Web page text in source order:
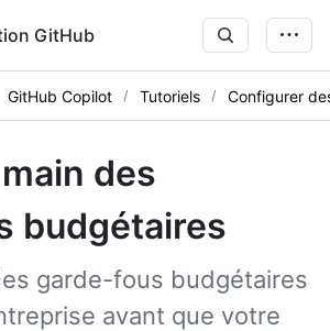
GitHub
GitHub Copilot Tutoriels Configurer
des
budgétaires
garde-fous budgétaires
avant que votre